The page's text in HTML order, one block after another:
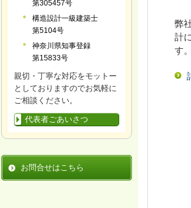
弊
計
す。
第305457号
構造設計一級建築士
第5104号
神奈川県知事登録
第15833号
親切・丁寧な対応をモットー
としておりますのでお気軽に
ご相談ください。
代表者ごあいさつ
お問合せはこちら